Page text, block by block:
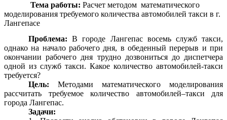
Тема работы: Расчет методом математического
моделирования требуемого количества автомобилей такси в г.
Лангепасе
Проблема: В городе Лангепас восемь служб такси,
однако на начало рабочего дня, в обеденный перерыв и при
окончании рабочего дня трудно дозвониться до диспетчера
одной из служб такси. Какое количество автомобилей-такси
требуется?
Цель:
Методами математического моделирования
рассчитать требуемое количество автомобилей–такси для
города Лангепас.
Задачи: